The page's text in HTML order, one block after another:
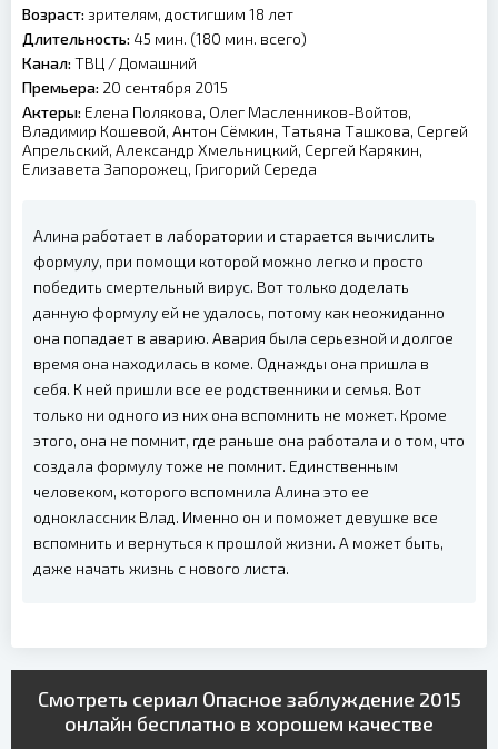
Возраст: зрителям, достигшим 18 лет
Длительность: 45 мин. (180 мин. всего)
Канал: ТВЦ / Домашний
Премьера: 20 сентября 2015
Актеры: Елена Полякова, Олег Масленников-Войтов,
Владимир Кошевой, Антон Сёмкин, Татьяна Ташкова, Сергей
Апрельский, Александр Хмельницкий, Сергей Карякин,
Елизавета Запорожец, Григорий Середа
Алина работает в лаборатории и старается вычислить
формулу, при помощи которой можно легко и просто
победить смертельный вирус. Вот только доделать
данную формулу ей не удалось, потому как неожиданно
она попадает в аварию. Авария была серьезной и долгое
время она находилась в коме. Однажды она пришла в
себя. К ней пришли все ее родственники и семья. Вот
только ни одного из них она вспомнить не может. Кроме
этого, она не помнит, где раньше она работала и о том, что
создала формулу тоже не помнит. Единственным
человеком, которого вспомнила Алина это ее
одноклассник Влад. Именно он и поможет девушке все
вспомнить и вернуться к прошлой жизни. А может быть,
даже начать жизнь с нового листа.
Смотреть сериал Опасное заблуждение 2015
онлайн бесплатно в хорошем качестве